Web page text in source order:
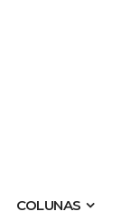
COLUNAS